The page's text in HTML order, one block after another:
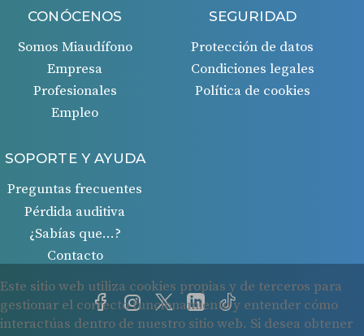
CONÓCENOS
Somos Miaudífono
Empresa
Profesionales
Empleo
SEGURIDAD
Protección de datos
Condiciones legales
Política de cookies
SOPORTE Y AYUDA
Preguntas frecuentes
Pérdida auditiva
¿Sabías que…?
Contacto